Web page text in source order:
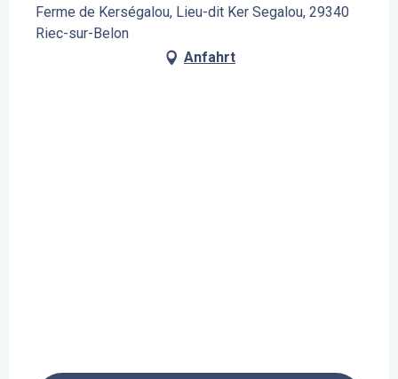
Ferme de Kerségalou, Lieu-dit Ker Segalou, 29340
Riec-sur-Belon
Anfahrt